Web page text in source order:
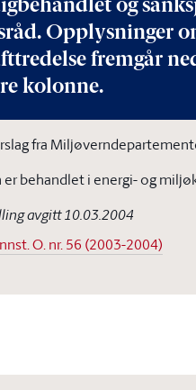
og
Opplysninger
fremgår
kolonne.
fra
er behandlet i energi- og
avgitt 10.03.2004
O. nr. 56 (2003-2004)